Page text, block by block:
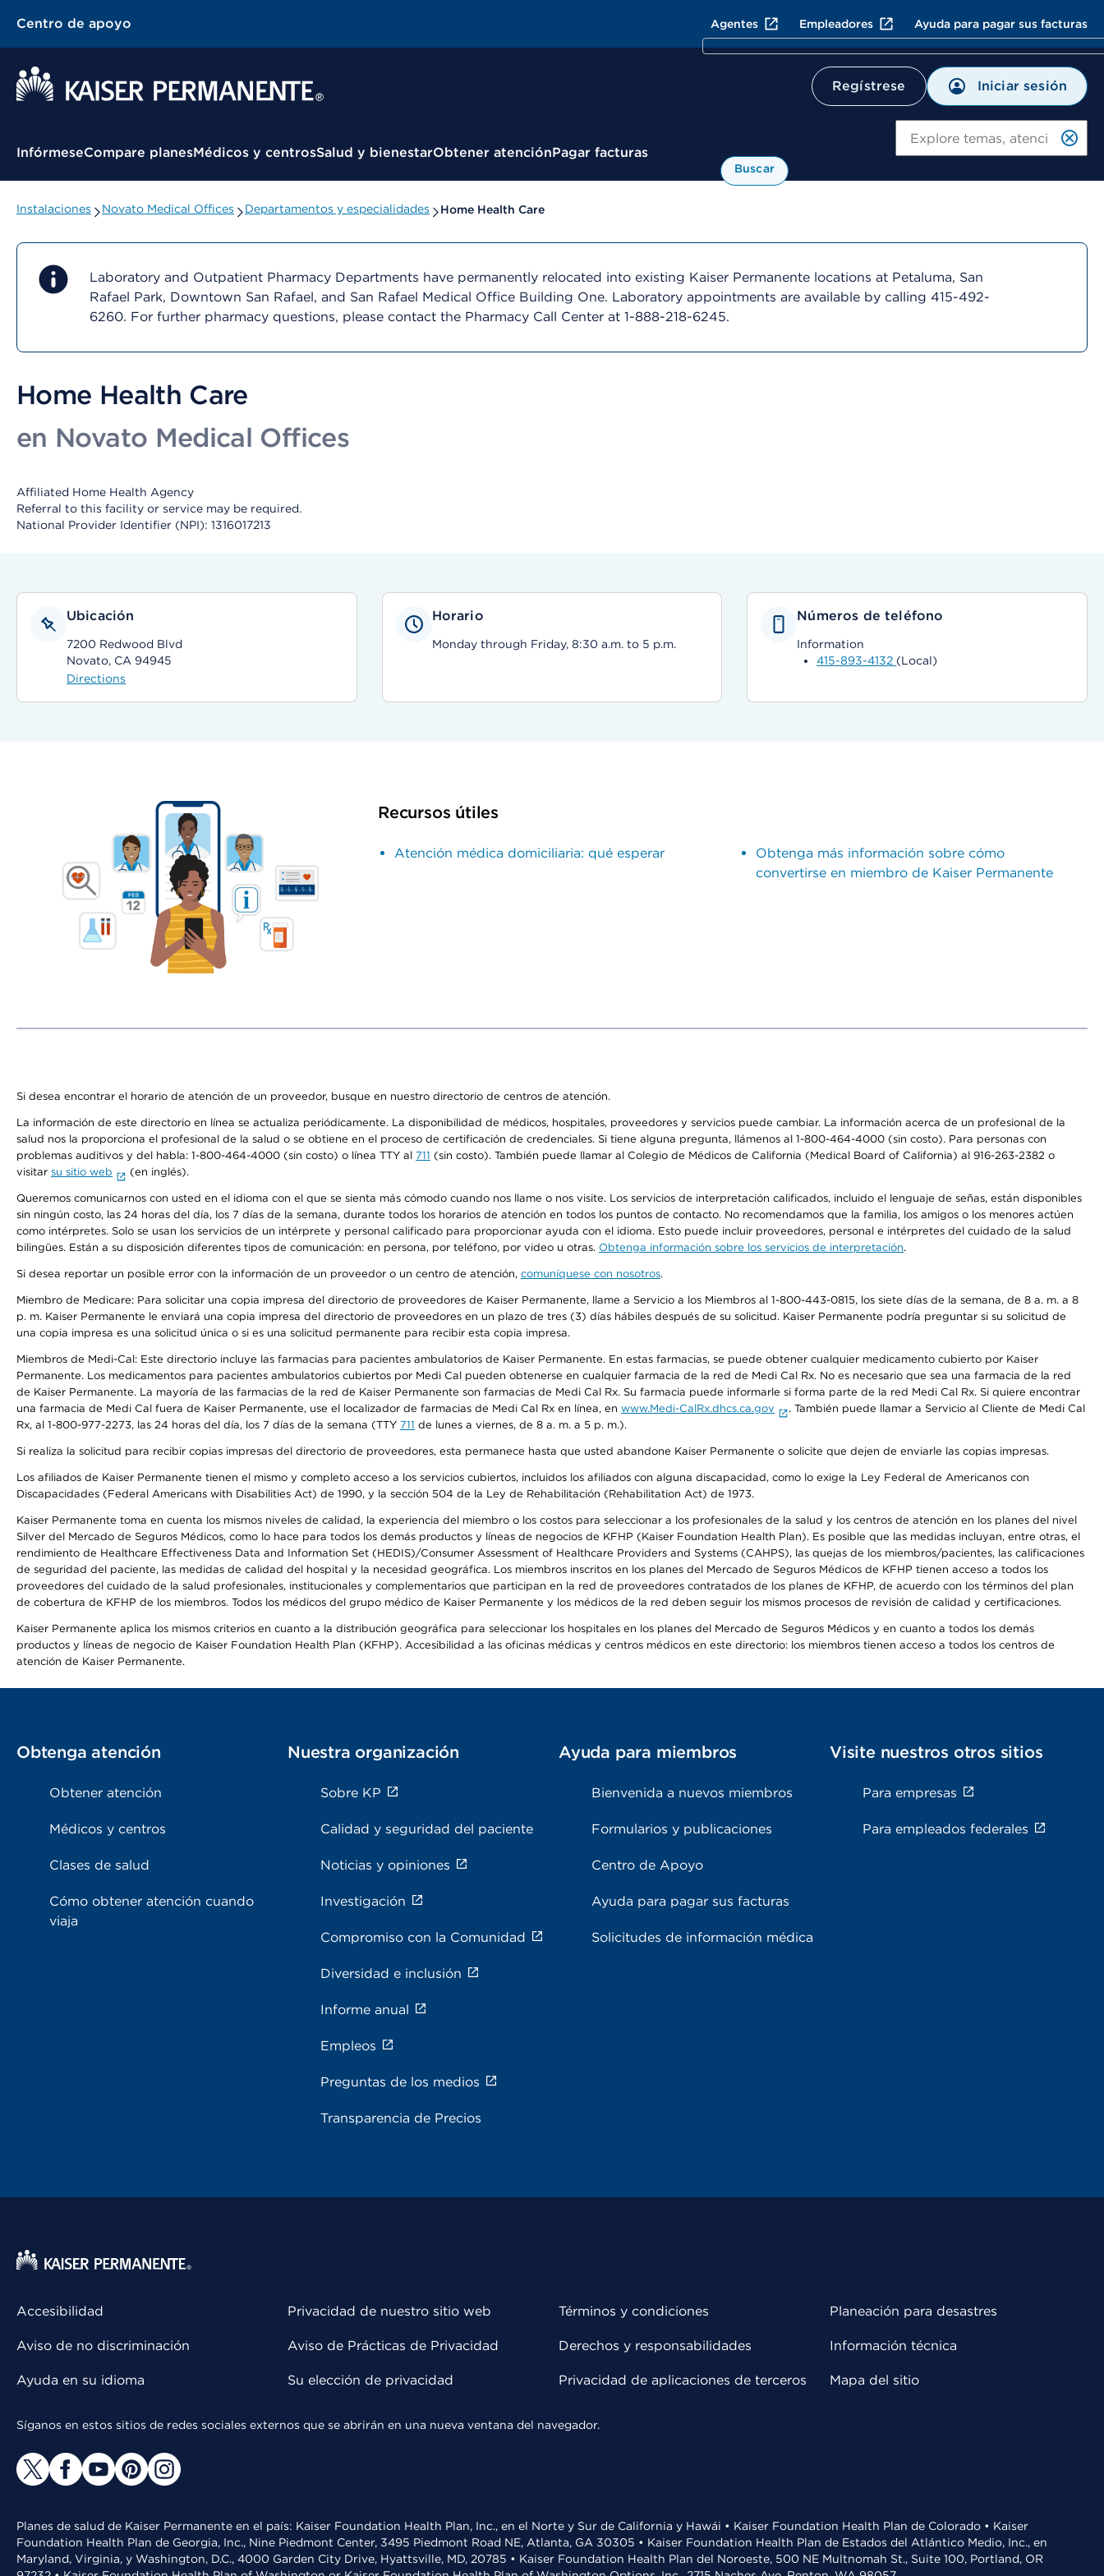
Centro de apoyo Agentes Empleadores Ayuda para pagar sus facturas
Regístrese Iniciar sesión
Menú contextual
InfórmeseCompare planesMédicos y centrosSalud y bienestarObtener atenciónPagar facturas
Buscar
Instalaciones Novato Medical Offices Departamentos y especialidades Home Health Care
Laboratory and Outpatient Pharmacy Departments have permanently relocated into existing Kaiser Permanente locations at Petaluma, San
Rafael Park, Downtown San Rafael, and San Rafael Medical Office Building One. Laboratory appointments are available by calling 415-492-
6260. For further pharmacy questions, please contact the Pharmacy Call Center at 1-888-218-6245.
Home Health Care
en Novato Medical Offices
Affiliated Home Health Agency
Referral to this facility or service may be required.
National Provider Identifier (NPI): 1316017213
Ubicación
7200 Redwood Blvd
Novato, CA 94945
Directions
Horario
Monday through Friday, 8:30 a.m. to 5 p.m.
Números de teléfono
Information
415-893-4132 (Local)
Recursos útiles
Atención médica domiciliaria: qué esperar
Obtenga más información sobre cómo
convertirse en miembro de Kaiser Permanente
Si desea encontrar el horario de atención de un proveedor, busque en nuestro directorio de centros de atención.
La información de este directorio en línea se actualiza periódicamente. La disponibilidad de médicos, hospitales, proveedores y servicios puede cambiar. La información acerca de un profesional de la
salud nos la proporciona el profesional de la salud o se obtiene en el proceso de certificación de credenciales. Si tiene alguna pregunta, llámenos al 1-800-464-4000 (sin costo). Para personas con
problemas auditivos y del habla: 1-800-464-4000 (sin costo) o línea TTY al 711 (sin costo). También puede llamar al Colegio de Médicos de California (Medical Board of California) al 916-263-2382 o
visitar su sitio web (en inglés).
Queremos comunicarnos con usted en el idioma con el que se sienta más cómodo cuando nos llame o nos visite. Los servicios de interpretación calificados, incluido el lenguaje de señas, están disponibles
sin ningún costo, las 24 horas del día, los 7 días de la semana, durante todos los horarios de atención en todos los puntos de contacto. No recomendamos que la familia, los amigos o los menores actúen
como intérpretes. Solo se usan los servicios de un intérprete y personal calificado para proporcionar ayuda con el idioma. Esto puede incluir proveedores, personal e intérpretes del cuidado de la salud
bilingües. Están a su disposición diferentes tipos de comunicación: en persona, por teléfono, por video u otras. Obtenga información sobre los servicios de interpretación.
Si desea reportar un posible error con la información de un proveedor o un centro de atención, comuníquese con nosotros.
Miembro de Medicare: Para solicitar una copia impresa del directorio de proveedores de Kaiser Permanente, llame a Servicio a los Miembros al 1-800-443-0815, los siete días de la semana, de 8 a. m. a 8
p. m. Kaiser Permanente le enviará una copia impresa del directorio de proveedores en un plazo de tres (3) días hábiles después de su solicitud. Kaiser Permanente podría preguntar si su solicitud de
una copia impresa es una solicitud única o si es una solicitud permanente para recibir esta copia impresa.
Miembros de Medi-Cal: Este directorio incluye las farmacias para pacientes ambulatorios de Kaiser Permanente. En estas farmacias, se puede obtener cualquier medicamento cubierto por Kaiser
Permanente. Los medicamentos para pacientes ambulatorios cubiertos por Medi Cal pueden obtenerse en cualquier farmacia de la red de Medi Cal Rx. No es necesario que sea una farmacia de la red
de Kaiser Permanente. La mayoría de las farmacias de la red de Kaiser Permanente son farmacias de Medi Cal Rx. Su farmacia puede informarle si forma parte de la red Medi Cal Rx. Si quiere encontrar
una farmacia de Medi Cal fuera de Kaiser Permanente, use el localizador de farmacias de Medi Cal Rx en línea, en www.Medi-CalRx.dhcs.ca.gov
. También puede llamar a Servicio al Cliente de Medi Cal
Rx, al 1-800-977-2273, las 24 horas del día, los 7 días de la semana (TTY 711 de lunes a viernes, de 8 a. m. a 5 p. m.).
Si realiza la solicitud para recibir copias impresas del directorio de proveedores, esta permanece hasta que usted abandone Kaiser Permanente o solicite que dejen de enviarle las copias impresas.
Los afiliados de Kaiser Permanente tienen el mismo y completo acceso a los servicios cubiertos, incluidos los afiliados con alguna discapacidad, como lo exige la Ley Federal de Americanos con
Discapacidades (Federal Americans with Disabilities Act) de 1990, y la sección 504 de la Ley de Rehabilitación (Rehabilitation Act) de 1973.
Kaiser Permanente toma en cuenta los mismos niveles de calidad, la experiencia del miembro o los costos para seleccionar a los profesionales de la salud y los centros de atención en los planes del nivel
Silver del Mercado de Seguros Médicos, como lo hace para todos los demás productos y líneas de negocios de KFHP (Kaiser Foundation Health Plan). Es posible que las medidas incluyan, entre otras, el
rendimiento de Healthcare Effectiveness Data and Information Set (HEDIS)/Consumer Assessment of Healthcare Providers and Systems (CAHPS), las quejas de los miembros/pacientes, las calificaciones
de seguridad del paciente, las medidas de calidad del hospital y la necesidad geográfica. Los miembros inscritos en los planes del Mercado de Seguros Médicos de KFHP tienen acceso a todos los
proveedores del cuidado de la salud profesionales, institucionales y complementarios que participan en la red de proveedores contratados de los planes de KFHP, de acuerdo con los términos del plan
de cobertura de KFHP de los miembros. Todos los médicos del grupo médico de Kaiser Permanente y los médicos de la red deben seguir los mismos procesos de revisión de calidad y certificaciones.
Kaiser Permanente aplica los mismos criterios en cuanto a la distribución geográfica para seleccionar los hospitales en los planes del Mercado de Seguros Médicos y en cuanto a todos los demás
productos y líneas de negocio de Kaiser Foundation Health Plan (KFHP). Accesibilidad a las oficinas médicas y centros médicos en este directorio: los miembros tienen acceso a todos los centros de
atención de Kaiser Permanente.
Obtenga atención
Obtener atención
Médicos y centros
Clases de salud
Cómo obtener atención cuando
viaja
Nuestra organización
Sobre KP
Calidad y seguridad del paciente
Noticias y opiniones
Investigación
Compromiso con la Comunidad
Diversidad e inclusión
Informe anual
Empleos
Preguntas de los medios
Transparencia de Precios
Ayuda para miembros
Bienvenida a nuevos miembros
Formularios y publicaciones
Centro de Apoyo
Ayuda para pagar sus facturas
Solicitudes de información médica
Visite nuestros otros sitios
Para empresas
Para empleados federales
Accesibilidad
Aviso de no discriminación
Ayuda en su idioma
Privacidad de nuestro sitio web
Aviso de Prácticas de Privacidad
Su elección de privacidad
Términos y condiciones
Derechos y responsabilidades
Privacidad de aplicaciones de terceros
Planeación para desastres
Información técnica
Mapa del sitio
Síganos en estos sitios de redes sociales externos que se abrirán en una nueva ventana del navegador.
Planes de salud de Kaiser Permanente en el país: Kaiser Foundation Health Plan, Inc., en el Norte y Sur de California y Hawái • Kaiser Foundation Health Plan de Colorado • Kaiser
Foundation Health Plan de Georgia, Inc., Nine Piedmont Center, 3495 Piedmont Road NE, Atlanta, GA 30305 • Kaiser Foundation Health Plan de Estados del Atlántico Medio, Inc., en
Maryland, Virginia, y Washington, D.C., 4000 Garden City Drive, Hyattsville, MD, 20785 • Kaiser Foundation Health Plan del Noroeste, 500 NE Multnomah St., Suite 100, Portland, OR